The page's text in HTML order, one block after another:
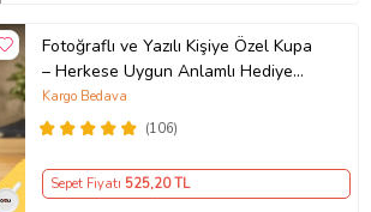
Fotoğraflı ve Yazılı Kişiye Özel Kupa
– Herkese Uygun Anlamlı Hediye
Porselen Baskılı Kupa (Beyaz)
(106)
Kargo Bedava
Sepet Fiyatı 525,20 TL